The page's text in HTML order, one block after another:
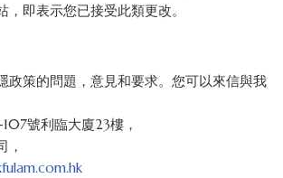
，即表示您已接受此類更改。
政策的問題，意見和要求。您可以來信與我
號利臨大廈23樓，
，